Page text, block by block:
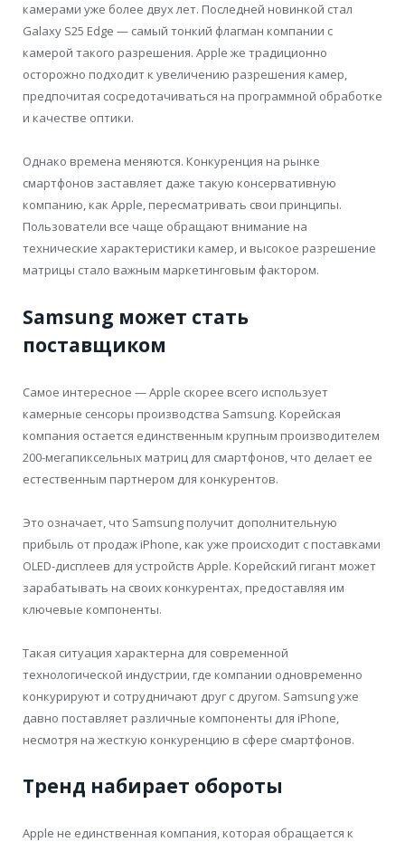
камерами уже более двух лет. Последней новинкой стал
Galaxy S25 Edge — самый тонкий флагман компании с
камерой такого разрешения. Apple же традиционно
осторожно подходит к увеличению разрешения камер,
предпочитая сосредотачиваться на программной обработке
и качестве оптики.
Однако времена меняются. Конкуренция на рынке
смартфонов заставляет даже такую консервативную
компанию, как Apple, пересматривать свои принципы.
Пользователи все чаще обращают внимание на
технические характеристики камер, и высокое разрешение
матрицы стало важным маркетинговым фактором.
Samsung может стать
поставщиком
Самое интересное — Apple скорее всего использует
камерные сенсоры производства Samsung. Корейская
компания остается единственным крупным производителем
200-мегапиксельных матриц для смартфонов, что делает ее
естественным партнером для конкурентов.
Это означает, что Samsung получит дополнительную
прибыль от продаж iPhone, как уже происходит с поставками
OLED-дисплеев для устройств Apple. Корейский гигант может
зарабатывать на своих конкурентах, предоставляя им
ключевые компоненты.
Такая ситуация характерна для современной
технологической индустрии, где компании одновременно
конкурируют и сотрудничают друг с другом. Samsung уже
давно поставляет различные компоненты для iPhone,
несмотря на жесткую конкуренцию в сфере смартфонов.
Тренд набирает обороты
Apple не единственная компания, которая обращается к